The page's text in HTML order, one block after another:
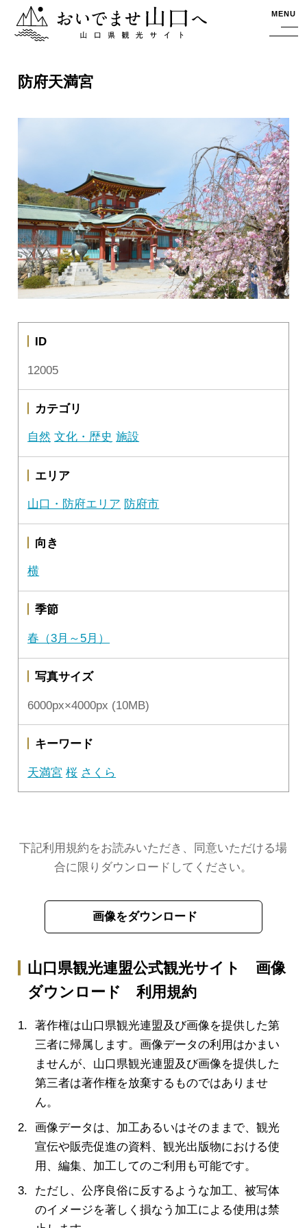
おいでませ山口へー山口県観光サイト MENU
防府天満宮
ID
12005
カテゴリ
自然 文化・歴史 施設
エリア
山口・防府エリア 防府市
向き
横
季節
春（3月～5月）
写真サイズ
6000px×4000px (10MB)
キーワード
天満宮 桜 さくら
下記利用規約をお読みいただき、同意いただける場
合に限りダウンロードしてください。
画像をダウンロード
山口県観光連盟公式観光サイト 画像
ダウンロード 利用規約
著作権は山口県観光連盟及び画像を提供した第
三者に帰属します。画像データの利用はかまい
ませんが、山口県観光連盟及び画像を提供した
第三者は著作権を放棄するものではありませ
ん。
画像データは、加工あるいはそのままで、観光
宣伝や販売促進の資料、観光出版物における使
用、編集、加工してのご利用も可能です。
ただし、公序良俗に反するような加工、被写体
のイメージを著しく損なう加工による使用は禁